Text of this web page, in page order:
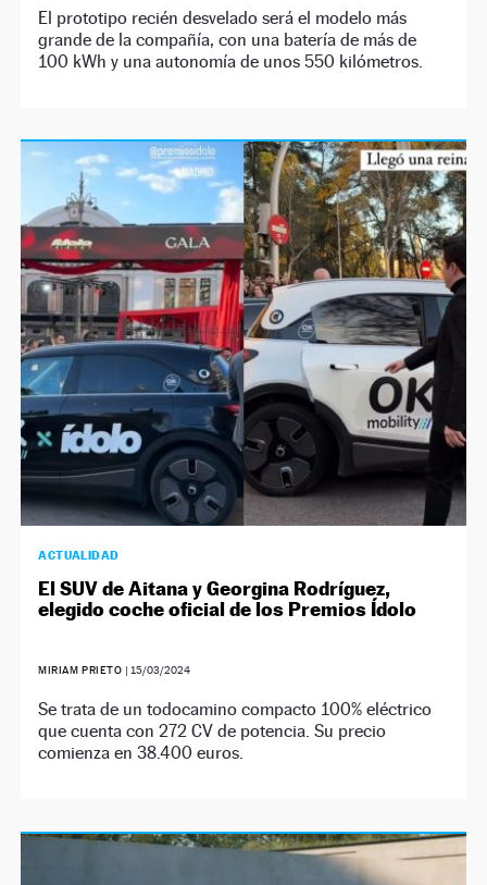
El prototipo recién desvelado será el modelo más
grande de la compañía, con una batería de más de
100 kWh y una autonomía de unos 550 kilómetros.
ACTUALIDAD
El SUV de Aitana y Georgina Rodríguez,
elegido coche oficial de los Premios Ídolo
MIRIAM PRIETO |15/03/2024
Se trata de un todocamino compacto 100% eléctrico
que cuenta con 272 CV de potencia. Su precio
comienza en 38.400 euros.